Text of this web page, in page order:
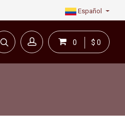
Español
0 $ 0